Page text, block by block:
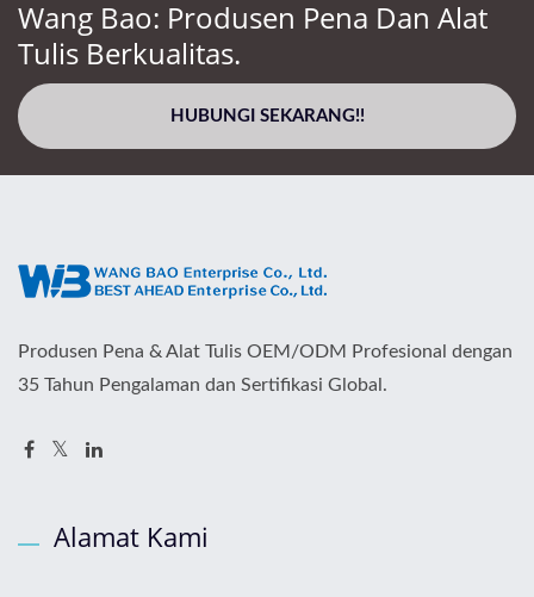
Wang Bao: Produsen Pena Dan Alat
Tulis Berkualitas.
HUBUNGI SEKARANG!!
Produsen Pena & Alat Tulis OEM/ODM Profesional dengan
35 Tahun Pengalaman dan Sertifikasi Global.
Alamat Kami